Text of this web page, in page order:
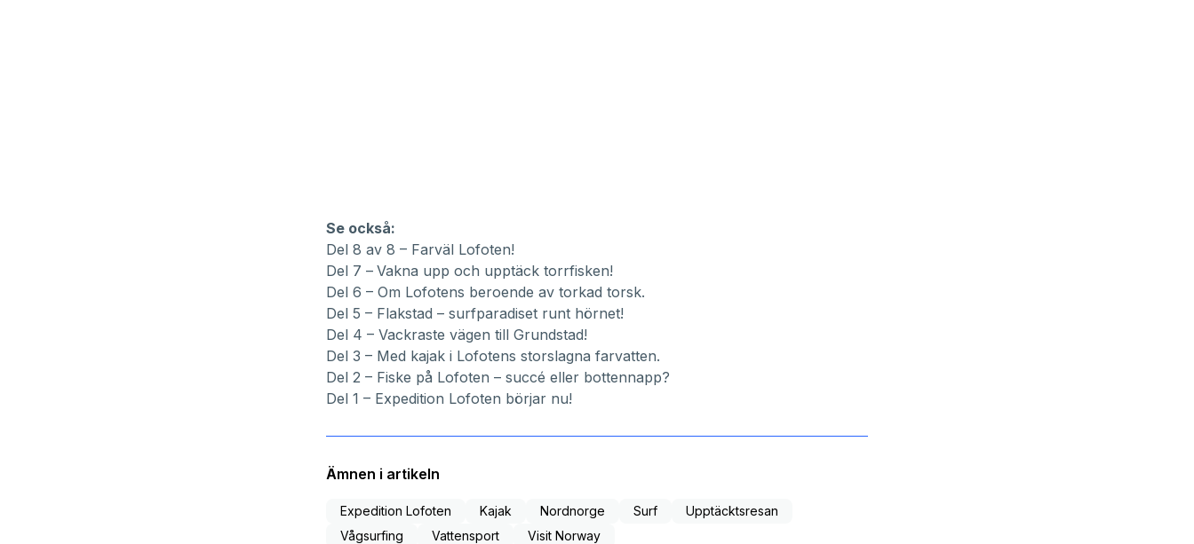
Se också:
Del 8 av 8 – Farväl Lofoten!
Del 7 – Vakna upp och upptäck torrfisken!
Del 6 – Om Lofotens beroende av torkad torsk.
Del 5 – Flakstad – surfparadiset runt hörnet!
Del 4 – Vackraste vägen till Grundstad!
Del 3 – Med kajak i Lofotens storslagna farvatten.
Del 2 – Fiske på Lofoten – succé eller bottennapp?
Del 1 – Expedition Lofoten börjar nu!
Ämnen i artikeln
Expedition Lofoten Kajak Nordnorge Surf
Upptäcktsresan
Vågsurfing
Vattensport Visit Norway